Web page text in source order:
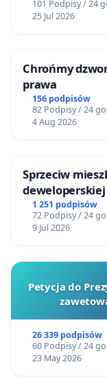
101 Podpisy / 24
25 Jul 2026
Chrońmy
prawa
156 podpisów
82 Podpisy / 24
4 Aug 2026
Sprzeciw
Bulwarów
1 251 podpisów
72 Podpisy / 24
9 Jul 2026
Petycja do
26 339 podpisów
60 Podpisy / 24
23 May 2026